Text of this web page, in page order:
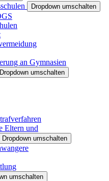
Dropdown umschalten
an Gymnasien
Dropdown umschalten
Eltern und
Dropdown umschalten
umschalten